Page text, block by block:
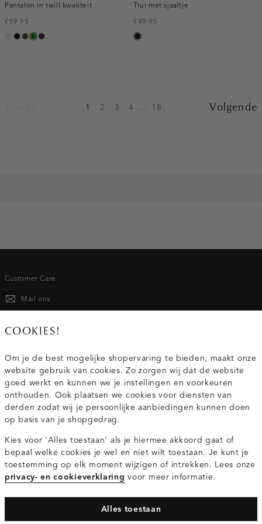
Pantalon in twill kwaliteit
€59.95
ecru
zwart
toffee
groenpruim,
Trui met sjaaltje
€49.95
zwart
1 2 3 4 ... 18 Volgende
Customer Care
Mail ons
020 - 3412 667
Service
Wij zijn Costes
Topcategorieën voor jou
Privacy- en cookieverklaringAlgemene Voorwaarden
COOKIES!
Om je de best mogelijke shopervaring te bieden, maakt onze
website gebruik van cookies. Zo zorgen wij dat de website
goed werkt en kunnen we je instellingen en voorkeuren
onthouden. Ook plaatsen we cookies voor diensten van
derden zodat wij je persoonlijke aanbiedingen kunnen doen
op basis van je shopgedrag.
Kies voor 'Alles toestaan' als je hiermee akkoord gaat of
bepaal welke cookies je wel en niet wilt toestaan. Je kunt je
toestemming op elk moment wijzigen of intrekken. Lees onze
privacy- en cookieverklaring voor meer informatie.
Alles toestaan